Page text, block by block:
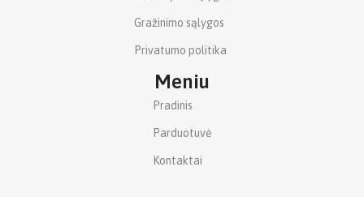
Gražinimo sąlygos
Privatumo politika
Meniu
Pradinis
Parduotuvė
Kontaktai